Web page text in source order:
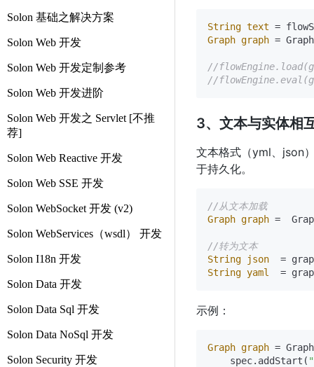
Solon 基础之解决方案
Solon Web 开发
Solon Web 开发定制参考
Solon Web 开发进阶
Solon Web 开发之 Servlet [不推
荐]
Solon Web Reactive 开发
Solon Web SSE 开发
Solon WebSocket 开发 (v2)
Solon WebServices（wsdl） 开发
Solon I18n 开发
Solon Data 开发
Solon Data Sql 开发
Solon Data NoSql 开发
Solon Security 开发
String text =
Graph graph =
//
//
3、文本与实体相
文本格式（yml、json
于持久化。
//从文本加载
Graph graph =
//转为文本
String
json
=
String yaml =
示例：
Graph graph =
    spec.addStart(